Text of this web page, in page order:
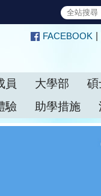
:::
FACEBOOK
員 大學部 碩
驗
助學措施